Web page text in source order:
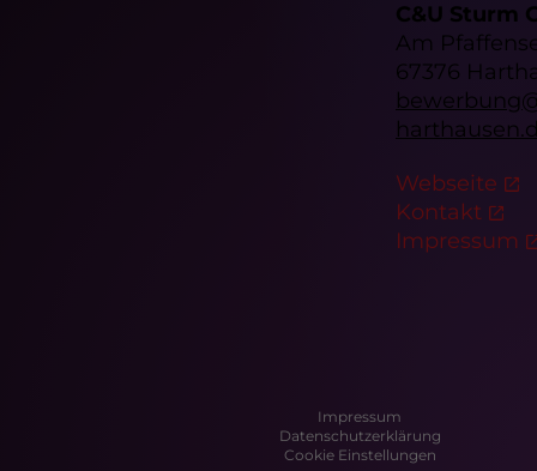
C&U Sturm
Am
67376
Webseite
Kontakt
Impressum
Impressum
Datenschutzerklärung
Cookie Einstellungen